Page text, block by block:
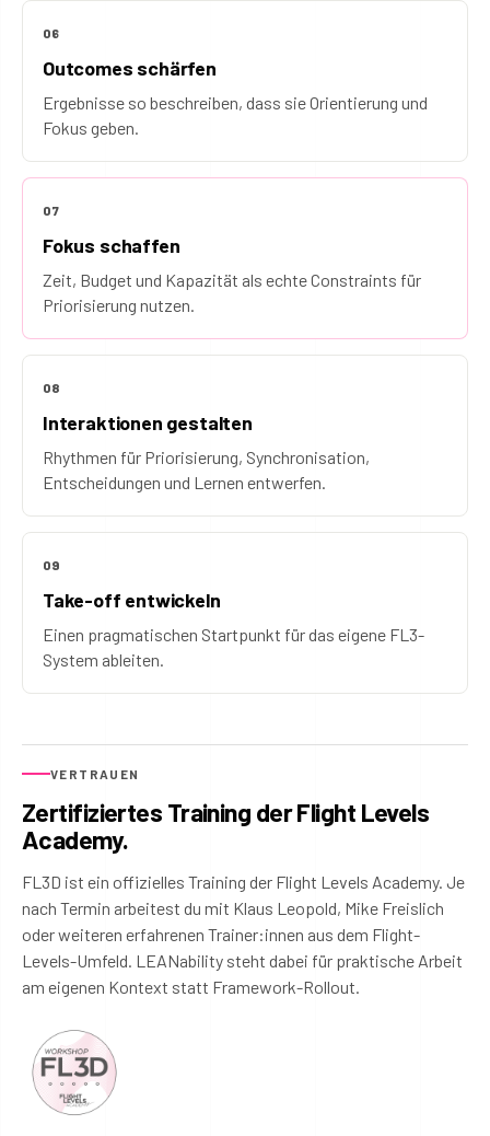
06
Outcomes schärfen
Ergebnisse so beschreiben, dass sie Orientierung und
Fokus geben.
07
Fokus schaffen
Zeit, Budget und Kapazität als echte Constraints für
Priorisierung nutzen.
08
Interaktionen gestalten
Rhythmen für Priorisierung, Synchronisation,
Entscheidungen und Lernen entwerfen.
09
Take-off entwickeln
Einen pragmatischen Startpunkt für das eigene FL3-
System ableiten.
VERTRAUEN
Zertifiziertes Training der Flight Levels
Academy.
FL3D ist ein offizielles Training der Flight Levels Academy. Je
nach Termin arbeitest du mit Klaus Leopold, Mike Freislich
oder weiteren erfahrenen Trainer:innen aus dem Flight-
Levels-Umfeld. LEANability steht dabei für praktische Arbeit
am eigenen Kontext statt Framework-Rollout.